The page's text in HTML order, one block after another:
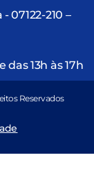
07122-210 –
das 13h às 17h
Reservados